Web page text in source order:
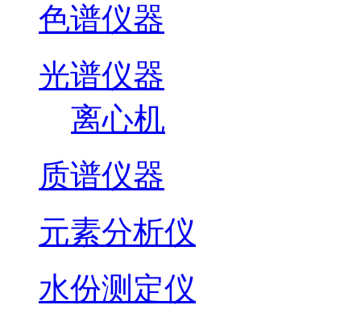
色谱仪器
光谱仪器
离心机
质谱仪器
元素分析仪
水份测定仪